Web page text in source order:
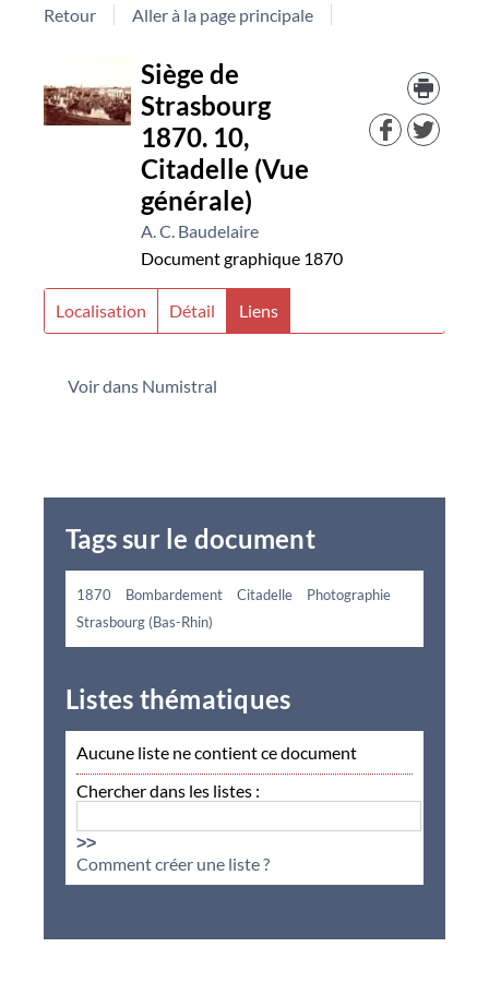
Retour Aller à la page principale
Détail
document
Siège de
Strasbourg
1870. 10,
Citadelle (Vue
générale)
A. C. Baudelaire
Document graphique 1870
Localisation Détail Liens
Voir dans Numistral
Tags sur le document
1870 Bombardement Citadelle
Photographie
Strasbourg (Bas-Rhin)
Listes thématiques
Aucune liste ne contient ce document
Chercher dans les listes :
>>
Comment créer une liste ?